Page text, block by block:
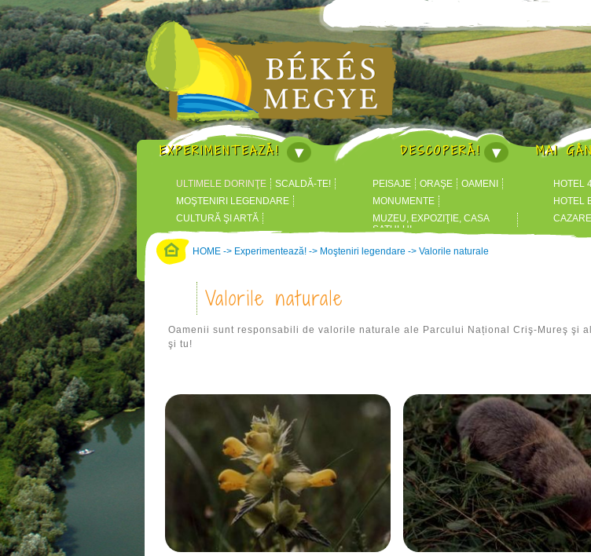
ULTIMELE DORINŢE
SCALDĂ-TE!
MOŞTENIRI LEGENDARE
CULTURĂ ŞI ARTĂ
CASTELE ÎN JURUL CRIŞULUI
PARC DE AVENTURI, PARC
TEMATIC
PEISAJE ORAŞE
OAMENI
MONUMENTE
MUZEU, EXPOZIŢIE, CASA
SATULUI
ȘTRANDURI
HOTEL
HOTEL
HOTEL
EXPERIMENTEAZĂ! DESCOPERĂ! MAI
HOME -> Experimentează! -> Moşteniri legendare -> Valorile naturale
Valorile naturale
Oamenii sunt responsabili de valorile naturale ale Parcului Național Criş-Mureş şi
şi tu!